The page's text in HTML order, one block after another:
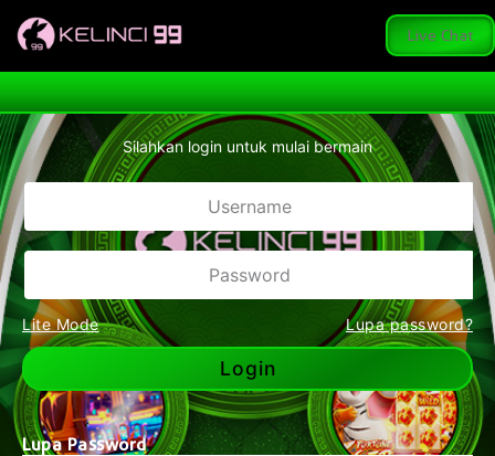
Live Chat
Silahkan login untuk mulai bermain
Lite Mode Lupa password?
Login
Lupa Password